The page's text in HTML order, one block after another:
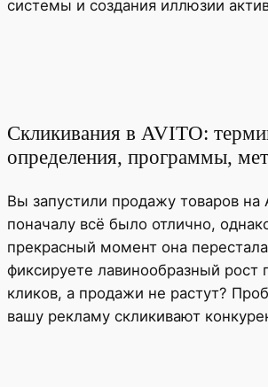
системы и создания иллюзии
Скликивания в AVITO:
определения, программы,
Вы запустили продажу товаров на
поначалу всё было отлично,
прекрасный момент она
фиксируете лавинообразный рост
кликов, а продажи не растут?
вашу рекламу скликивают